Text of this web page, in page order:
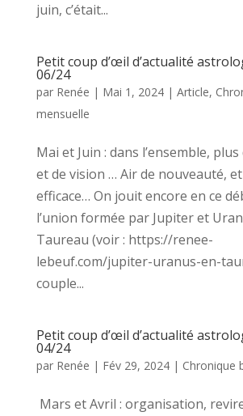
juin, c’était...
Petit coup d’œil d’actualité
06/24
par Renée | Mai 1, 2024| Article,
mensuelle
Mai et Juin : dans l’ensemble,
et de vision … Air de nouveauté,
efficace… On jouit encore en ce
l’union formée par Jupiter et
Taureau (voir : https://renee-
lebeuf.com/jupiter-uranus-en-
couple...
Petit coup d’œil d’actualité
04/24
par Renée | Fév 29, 2024| Chronique
Mars et Avril : organisation,